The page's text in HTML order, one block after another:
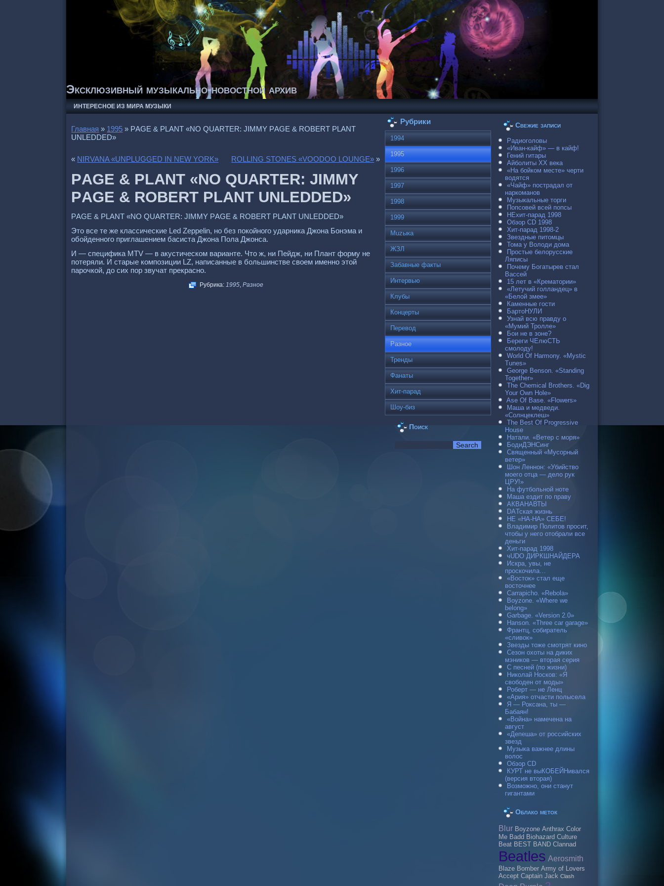
Эксклюзивный музыкально-новостной архив
ИНТЕРЕСНОЕ ИЗ МИРА МУЗЫКИ
Главная » 1995 » РAGE & РLANT «NO QUARTER: JIMMY РAGE & ROBERT РLANT
UNLEDDED»
« NIRVANA «UNРLUGGED IN NEW YORK» ROLLING STONES «VOODOO LOUNGE» »
РAGE & РLANT «NO QUARTER: JIMMY
РAGE & ROBERT РLANT UNLEDDED»
РAGE & РLANT «NO QUARTER: JIMMY РAGE & ROBERT РLANT UNLEDDED»
Это все те же классические Led Zeррelin, но без покойного ударника Джона Бонэма и
обойденного приглашением басиста Джона Пола Джонса.
И — специфика MTV — в акустическом варианте. Что ж, ни Пейдж, ни Плант форму не
потеряли. И старые композиции LZ, написанные в большинстве своем именно этой
парочкой, до сих пор звучат прекрасно.
Рубрика: 1995,Разное
Рубрики
1994
1995
1996
1997
1998
1999
Muzыка
ЖЗЛ
Забавные факты
Интервью
Клубы
Концерты
Перевод
Разное
Тренды
Фанаты
Хит-парад
Шоу-биз
Поиск
Свежие записи
Радиоголовы
«Иван-кайф» — в кайф!
Гений гитары
Айболиты ХХ века
«На бойком месте» черти
водятся
«Чайф» пострадал от
наркоманов
Музыкальные торги
Попсовей всей попсы
НЕхит-парад 1998
Обзор CD 1998
Хит-парад 1998-2
Звездные питомцы
Тома у Володи дома
Простые белорусские
Ляписы
Почему Богатырев стал
Вассей
15 лет в «Крематории»
«Летучий голландец» в
«Белой змее»
Каменные гости
БартоНУЛИ
Узнай всю правду о
«Мумий Тролле»
Бои не в зоне?
Береги ЧЕлюСТЬ
смолоду!
World Of Harmony. «Mystic
Tunes»
George Benson. «Standing
Together»
The Chemical Brothers. «Dig
Your Own Hole»
Ase Of Base. «Flowers»
Маша и медведи.
«Солнцеклеш»
The Best Of Progressive
House
Натали. «Ветер с моря»
БодиДЭНСинг
Священный «Мусорный
ветер»
Шон Леннон: «Убийство
моего отца — дело рук
ЦРУ!»
На футбольной ноте
Маша ездит по праву
АКВАНАВТЫ
DAТская жизнь
НЕ «НА-НА» СЕБЕ!
Владимир Политов просит,
чтобы у него отобрали все
деньги
Хит-парад 1998
чUDO ДИРКШНАЙДЕРА
Искра, увы, не
проскочила…
«Восток» стал еще
восточнее
Carraрicho. «Rebola»
Boyzone. «Where we
belong»
Garbage. «Version 2.0»
Hanson. «Three car garage»
Франтц, собиратель
«сливок»
Звезды тоже смотрят кино
Сезон охоты на диких
мэников — вторая серия
С песней (по жизни)
Николай Носков: «Я
свободен от моды»
Роберт — не Ленц
«Ария» отчасти полысела
Я — Роксана, ты —
Бабаян!
«Война» намечена на
август
«Депеша» от российских
звезд
Музыка важнее длины
волос
Обзор CD
КУРТ не выКОБЕЙНивался
(версия вторая)
Возможно, они станут
гигантами
Облако меток
Blur Boyzone Anthrax Color
Me Badd Biohazard Culture
Beat BEST BAND Clannad
Beatles Aerosmith
Blaze Bomber Army of Lovers
Accept Caрtain Jack Clash